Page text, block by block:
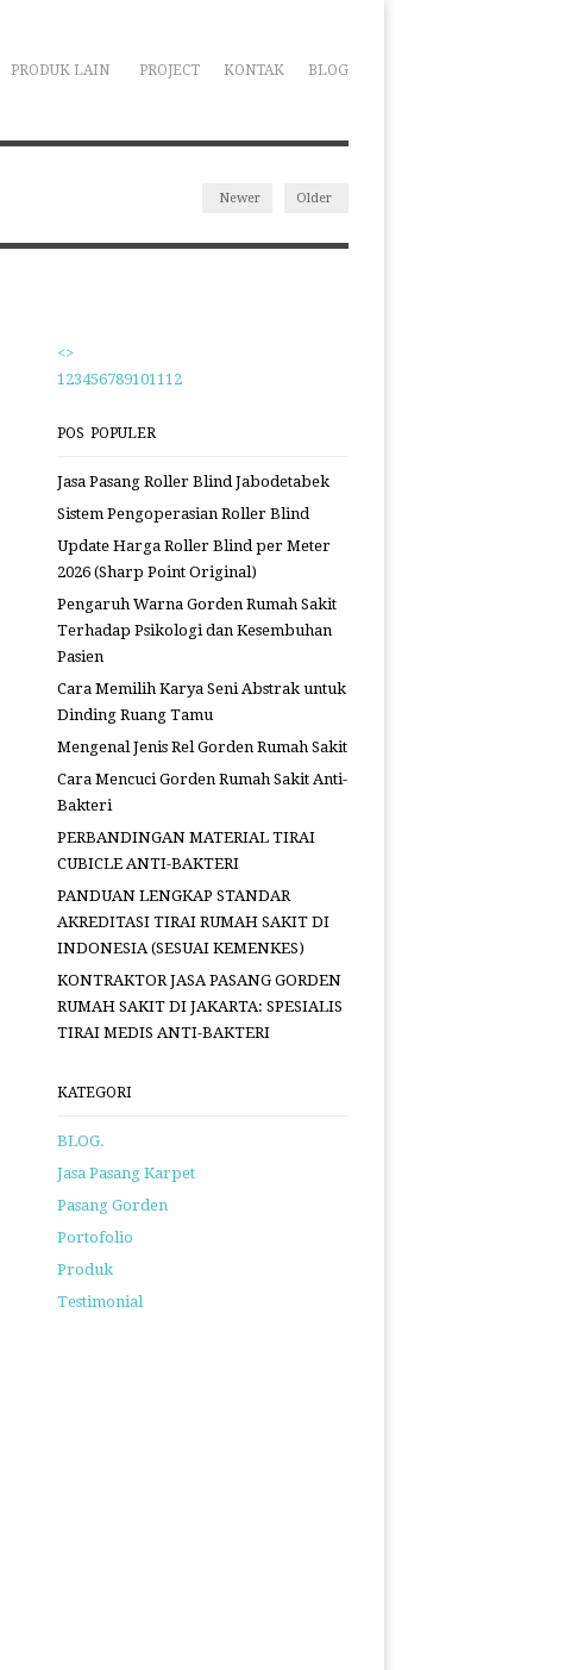
PRODUK LAIN PROJECT KONTAK BLOG
Newer Older
<>
123456789101112
POS POPULER
Jasa Pasang Roller Blind Jabodetabek
Sistem Pengoperasian Roller Blind
Update Harga Roller Blind per Meter
2026 (Sharp Point Original)
Pengaruh Warna Gorden Rumah Sakit
Terhadap Psikologi dan Kesembuhan
Pasien
Cara Memilih Karya Seni Abstrak untuk
Dinding Ruang Tamu
Mengenal Jenis Rel Gorden Rumah Sakit
Cara Mencuci Gorden Rumah Sakit Anti-
Bakteri
PERBANDINGAN MATERIAL TIRAI
CUBICLE ANTI-BAKTERI
PANDUAN LENGKAP STANDAR
AKREDITASI TIRAI RUMAH SAKIT DI
INDONESIA (SESUAI KEMENKES)
KONTRAKTOR JASA PASANG GORDEN
RUMAH SAKIT DI JAKARTA: SPESIALIS
TIRAI MEDIS ANTI-BAKTERI
KATEGORI
BLOG.
Jasa Pasang Karpet
Pasang Gorden
Portofolio
Produk
Testimonial